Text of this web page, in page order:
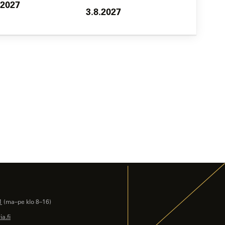
3.8.2027
(ma–pe klo 8–16)